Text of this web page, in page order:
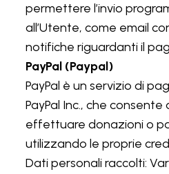
permettere l’invio
all’Utente, come email
notifiche riguardanti il
PayPal (Paypal)
PayPal è un servizio di
PayPal Inc., che consente
effettuare donazioni o
utilizzando le proprie
Dati personali raccolti: